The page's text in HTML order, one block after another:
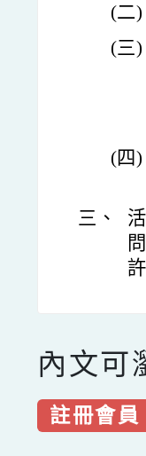
(二)
(三)
(四)
三、
內文可
註冊會員